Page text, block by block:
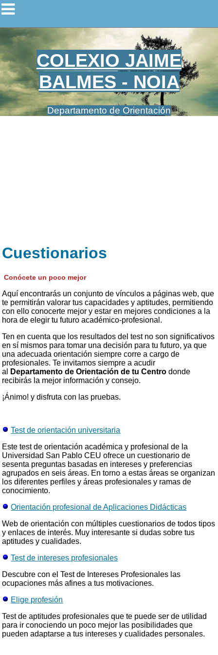
COLEXIO JAIME
BALMES - NOIA
Departamento de Orientación
Cuestionarios
Conócete un poco mejor
Aquí encontrarás un conjunto de vínculos a páginas web, que
te permitirán valorar tus capacidades y aptitudes, permitiendo
con ello conocerte mejor y estar en mejores condiciones a la
hora de elegir tu futuro académico-profesional.
Ten en cuenta que los resultados del test no son significativos
en sí mismos para tomar una decisión para tu futuro, ya que
una adecuada orientación siempre corre a cargo de
profesionales. Te invitamos siempre a acudir
al
Departamento de Orientación de tu Centro donde
recibirás la mejor información y consejo.
¡Ánimo! y disfruta con las pruebas.
Test de orientación universitaria
Este test de orientación académica y profesional de la
Universidad San Pablo CEU ofrece un cuestionario de
sesenta preguntas basadas en intereses y preferencias
agrupados en seis áreas. En torno a estas áreas se organizan
los diferentes perfiles y áreas profesionales y ramas de
conocimiento.
Orientación profesional de Aplicaciones Didácticas
Web de orientación con múltiples cuestionarios de todos tipos
y enlaces de interés. Muy interesante si dudas sobre tus
aptitudes y cualidades.
Test de intereses profesionales
Descubre con el Test de Intereses Profesionales las
ocupaciones más afines a tus motivaciones.
Elige profesión
Test de aptitudes profesionales que te puede ser de utilidad
para ir conociendo un poco mejor las posibilidades que
pueden adaptarse a tus intereses y cualidades personales.